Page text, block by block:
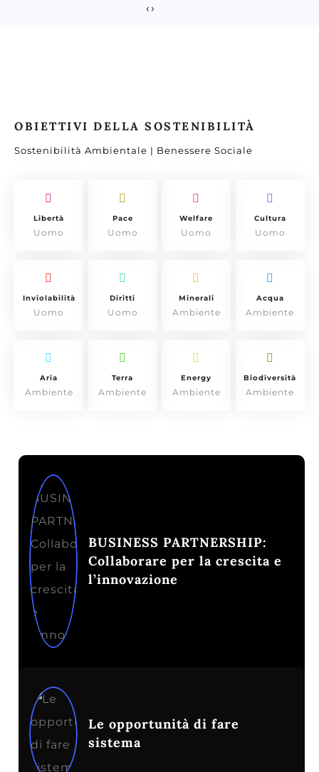
‹›
OBIETTIVI DELLA SOSTENIBILITÀ
Sostenibilità Ambientale | Benessere Sociale
Libertà
Uomo
Pace
Uomo
Welfare
Uomo
Cultura
Uomo
Inviolabilità
Uomo
Diritti
Uomo
Minerali
Ambiente
Acqua
Ambiente
Aria
Ambiente
Terra
Ambiente
Energy
Ambiente
Biodiversità
Ambiente
BUSINESS PARTNERSHIP:
Collaborare per la crescita e
l’innovazione
Le opportunità di fare
sistema